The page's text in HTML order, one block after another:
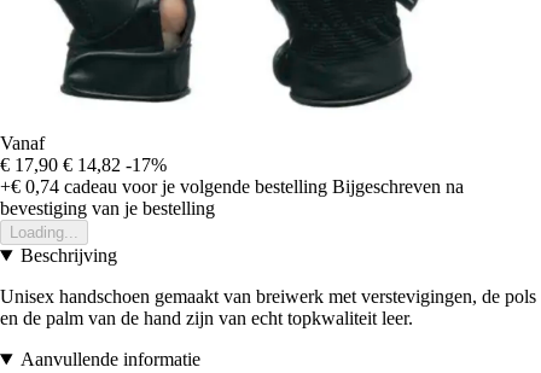
Vanaf
€ 17,90 € 14,82 -17%
+€ 0,74 cadeau voor je volgende bestelling Bijgeschreven na
bevestiging van je bestelling
Loading...
Beschrijving
Unisex handschoen gemaakt van breiwerk met verstevigingen, de pols
en de palm van de hand zijn van echt topkwaliteit leer.
Aanvullende informatie